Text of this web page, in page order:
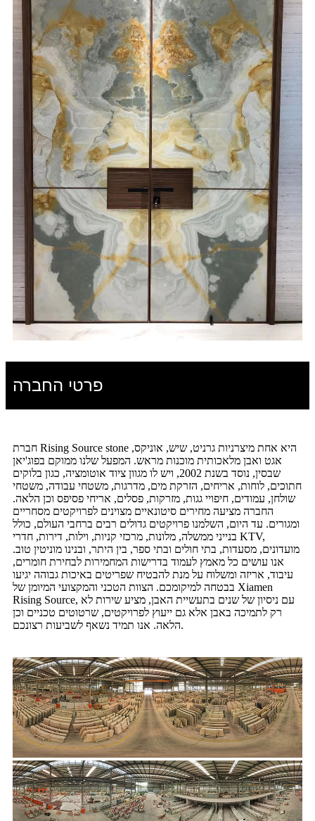
פרטי החברה
חברת Rising Source stone היא אחת מיצרניות גרניט, שיש, אוניקס,
אגט ואבן מלאכותית מוכנות מראש. המפעל שלנו ממוקם בפוג'יאן
שבסין, נוסד בשנת 2002, ויש לו מגוון ציוד אוטומציה, כגון בלוקים
חתוכים, לוחות, אריחים, הזרקת מים, מדרגות, משטחי עבודה, משטחי
שולחן, עמודים, חיפויי גגות, מזרקות, פסלים, אריחי פסיפס וכן הלאה.
החברה מציעה מחירים סיטונאיים מצוינים לפרויקטים מסחריים
ומגורים. עד היום, השלמנו פרויקטים גדולים רבים ברחבי העולם, כולל
בנייני ממשלה, מלונות, מרכזי קניות, וילות, דירות, חדרי KTV,
מועדונים, מסעדות, בתי חולים ובתי ספר, בין היתר, ובנינו מוניטין טוב.
אנו עושים כל מאמץ לעמוד בדרישות המחמירות לבחירת חומרים,
עיבוד, אריזה ומשלוח על מנת להבטיח שפריטים באיכות גבוהה יגיעו
בבטחה למיקומכם. הצוות הטכני והמקצועי המיומן של Xiamen
Rising Source, עם ניסיון של שנים בתעשיית האבן, מציע שירות לא
רק לתמיכה באבן אלא גם ייעוץ לפרויקטים, שרטוטים טכניים וכן
הלאה. אנו תמיד נשאף לשביעות רצונכם.